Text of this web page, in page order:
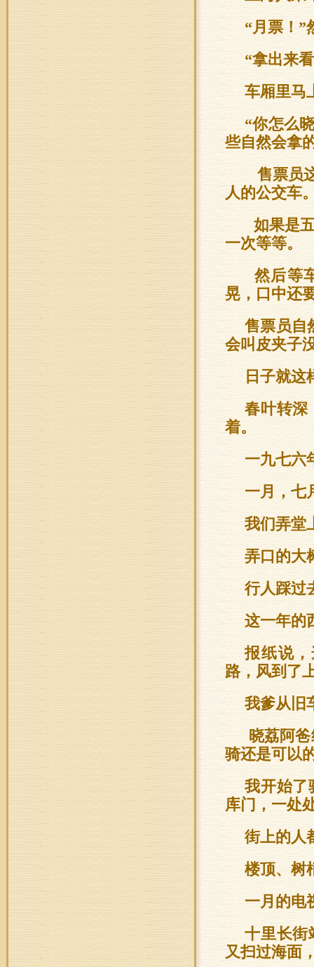
“月票！”
“拿出来
车厢里马
“你怎么
些自然会拿
售票员
人的公交车
如果是
一次等等。
然后等
晃，口中还
售票员自
会叫皮夹子
日子就这
春叶转深
着。
一九七六
一月，七
我们弄堂
弄口的大
行人踩过
这一年的
报纸说
路，风到了
我爹从旧
晓荔阿
骑还是可以
我开始了
库门，一处
街上的人
楼顶、树
一月的电
十里长街
又扫过海面